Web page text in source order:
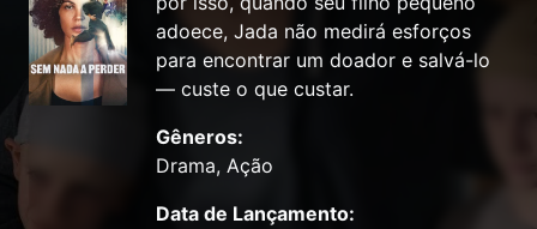
adoece, Jada não medirá esforços
para encontrar um doador e salvá-lo
— custe o que custar.
Gêneros:
Drama, Ação
Data de Lançamento: